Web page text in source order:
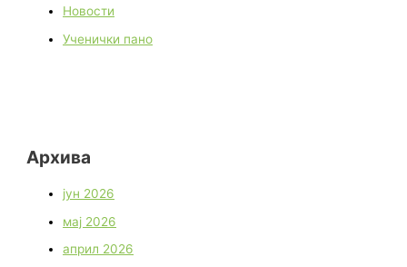
Новости
Ученички пано
Архива
јун 2026
мај 2026
април 2026